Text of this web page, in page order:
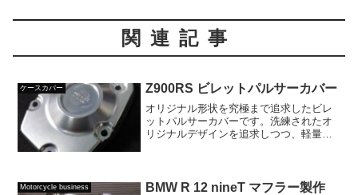
関連記事
ケースカバー Z900RS ビレットパルサーカバー
オリジナル形状を究極まで追求したビレ
ットパルサーカバーです。洗練されたオ
リジナルデザインを追求しつつ、軽量化
敵する堅牢さが融合した一...
Motorcycle business
BMW R 12 nineT マフラー製作